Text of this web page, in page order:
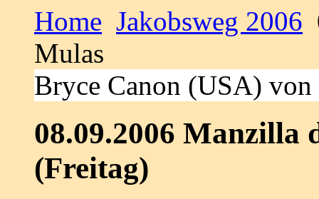
Home Jakobsweg 2006
Mulas
Bryce Canon (USA) von
08.09.2006 Manzilla
(Freitag)